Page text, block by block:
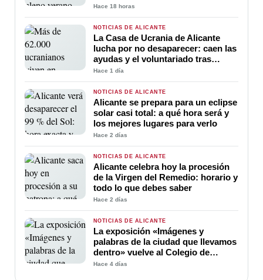
Hace 18 horas
NOTICIAS DE ALICANTE
La Casa de Ucrania de Alicante
lucha por no desaparecer: caen las
ayudas y el voluntariado tras
cuatro años de guerra
Hace 1 día
NOTICIAS DE ALICANTE
Alicante se prepara para un eclipse
solar casi total: a qué hora será y
los mejores lugares para verlo
Hace 2 días
NOTICIAS DE ALICANTE
Alicante celebra hoy la procesión
de la Virgen del Remedio: horario y
todo lo que debes saber
Hace 2 días
NOTICIAS DE ALICANTE
La exposición «Imágenes y
palabras de la ciudad que llevamos
dentro» vuelve al Colegio de
Médicos de Alicante
Hace 4 días